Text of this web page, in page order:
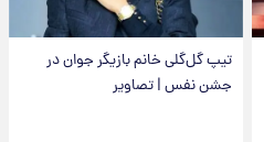
تیپ گل‌گلی خانم بازیگر جوان در
جشن نفس | تصاویر